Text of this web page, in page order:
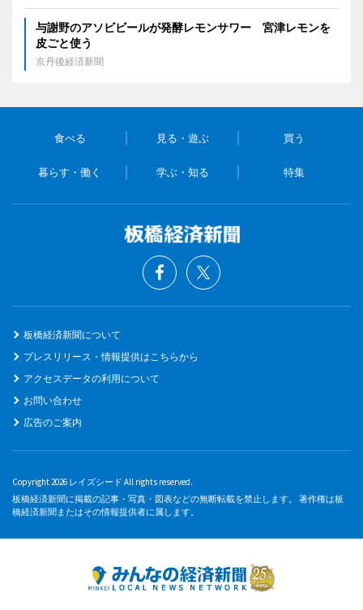
与謝野のアソビビールが発酵レモンサワー 宮津レモンを
皮ごと使う
京丹後経済新聞
食べる 見る・遊ぶ 買う
暮らす・働く 学ぶ・知る 特集
板橋経済新聞について
プレスリリース・情報提供はこちらから
アクセスデータの利用について
お問い合わせ
広告のご案内
Copyright 2026 レイズシード All rights reserved.
板橋経済新聞に掲載の記事・写真・図表などの無断転載を禁止します。 著作権は板
橋経済新聞またはその情報提供者に属します。